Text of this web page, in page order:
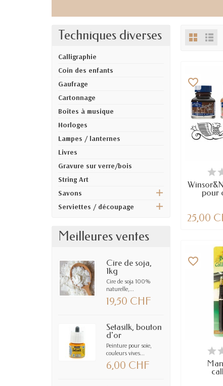
Techniques diverses
Calligraphie
Coin des enfants
Gaufrage
Cartonnage
Boîtes à musique
Horloges
Lampes / lanternes
Livres
Gravure sur verre/bois
String Art
Savons
Serviettes / découpage
Meilleures ventes
Cire de soja,
1kg
Cire de soja 100%
naturelle,...
19,50 CHF
Setasilk, bouton
d'or
Peinture pour soie,
couleurs vives...
6,00 CHF
DERNIERS
favorite_border
pour
25,00
favorite_border